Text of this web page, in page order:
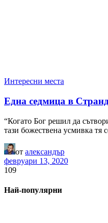
Интересни места
Една седмица в
“Когато Бог решил да
тази божествена усмивка тя
от александър
февруари 13, 2020
109
Най-популярни